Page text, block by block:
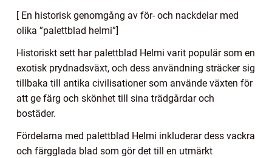
[ En historisk genomgång av för- och nackdelar med
olika ”palettblad helmi”]
Historiskt sett har palettblad Helmi varit populär som en
exotisk prydnadsväxt, och dess användning sträcker sig
tillbaka till antika civilisationer som använde växten för
att ge färg och skönhet till sina trädgårdar och
bostäder.
Fördelarna med palettblad Helmi inkluderar dess vackra
och färgglada blad som gör det till en utmärkt